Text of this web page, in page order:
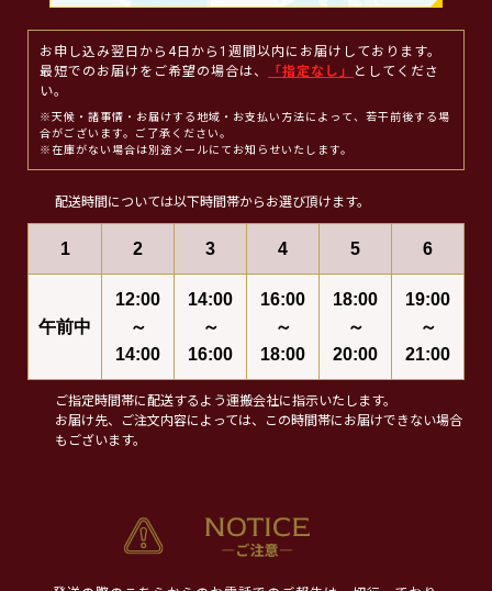
お申し込み翌日から4日から1週間以内にお届けしております。
最短でのお届けをご希望の場合は、
「指定なし」
としてくださ
い。
※天候・諸事情・お届けする地域・お支払い方法によって、若干前後する場
合がございます。ご了承ください。
※在庫がない場合は別途メールにてお知らせいたします。
配送時間については以下時間帯からお選び頂けます。
1 2 3 4 5 6
午前中
12:00
～
14:00
14:00
～
16:00
16:00
～
18:00
18:00
～
20:00
19:00
～
21:00
ご指定時間帯に配送するよう運搬会社に指示いたします。
お届け先、ご注文内容によっては、この時間帯にお届けできない場合
もございます。